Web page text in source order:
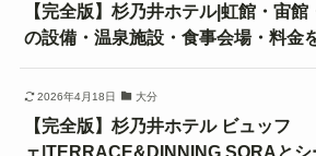
【完全版】杉乃井ホテル|虹館・宙
の設備・温泉施設・食事会場・料金
2026年4月18日 大分
【完全版】杉乃井ホテル ビュッフ